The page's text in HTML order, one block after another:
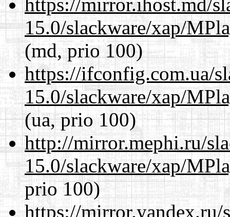
15.0/slackware/xap/
(md, prio 100)
https://ifconfig.com.ua/
15.0/slackware/xap/
(ua, prio 100)
http://mirror.mephi.ru/
15.0/slackware/xap/
prio 100)
https://mirror.yandex.ru/